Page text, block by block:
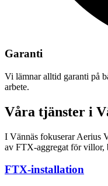
Garanti
Vi lämnar alltid garanti på
arbete.
Våra tjänster i
I Vännäs fokuserar Aerius
av FTX-aggregat för villor,
FTX-installation